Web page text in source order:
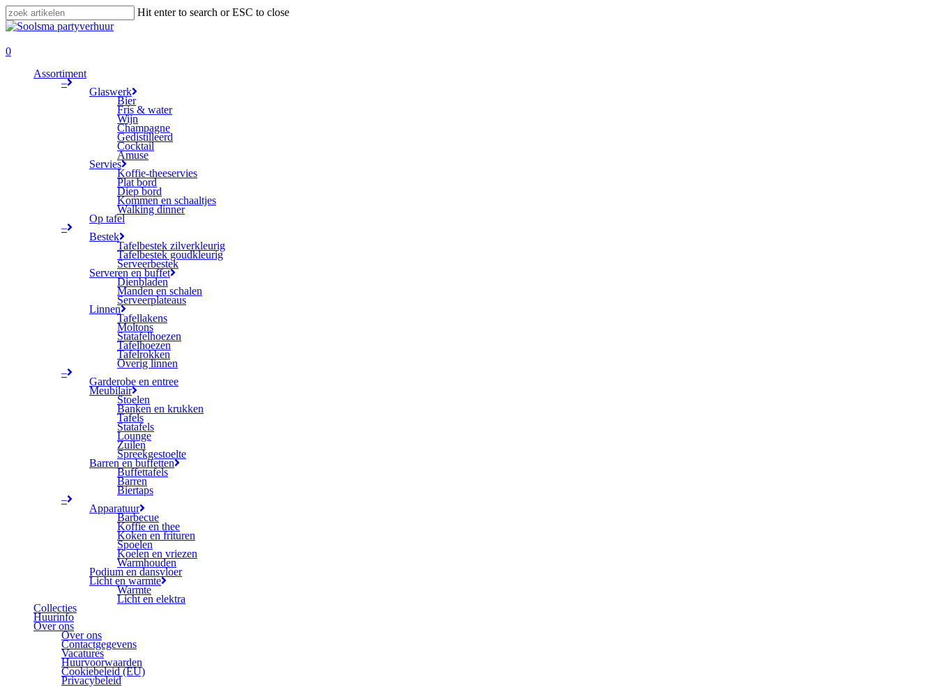
Skip
to
content
Hit enter to search or ESC to close
Close
0
Assortiment
–
Glaswerk
Bier
Fris & water
Wijn
Champagne
Gedistilleerd
Cocktail
Amuse
Servies
Koffie-theeservies
Plat bord
Diep bord
Kommen en schaaltjes
Walking dinner
Op tafel
–
Bestek
Tafelbestek zilverkleurig
Tafelbestek goudkleurig
Serveerbestek
Serveren en buffet
Dienbladen
Manden en schalen
Serveerplateaus
Linnen
Tafellakens
Moltons
Statafelhoezen
Tafelhoezen
Tafelrokken
Overig linnen
–
Garderobe en entree
Meubilair
Stoelen
Banken en krukken
Tafels
Statafels
Lounge
Zuilen
Spreekgestoelte
Barren en buffetten
Buffettafels
Barren
Biertaps
–
Apparatuur
Barbecue
Koffie en thee
Koken en frituren
Spoelen
Koelen en vriezen
Warmhouden
Podium en dansvloer
Licht en warmte
Warmte
Licht en elektra
Collecties
Huurinfo
Over ons
Over ons
Contactgegevens
Vacatures
Huurvoorwaarden
Cookiebeleid (EU)
Privacybeleid